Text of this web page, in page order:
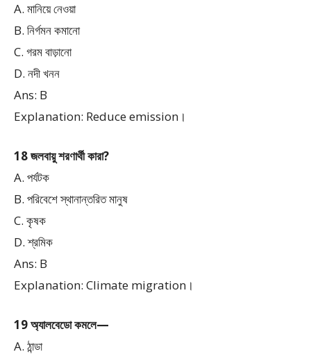
A. মানিয়ে নেওয়া
B. নির্গমন কমানো
C. গরম বাড়ানো
D. নদী খনন
Ans: B
Explanation: Reduce emission।
18 জলবায়ু শরণার্থী কারা?
A. পর্যটক
B. পরিবেশে স্থানান্তরিত মানুষ
C. কৃষক
D. শ্রমিক
Ans: B
Explanation: Climate migration।
19 অ্যালবেডো কমলে—
A. ঠান্ডা